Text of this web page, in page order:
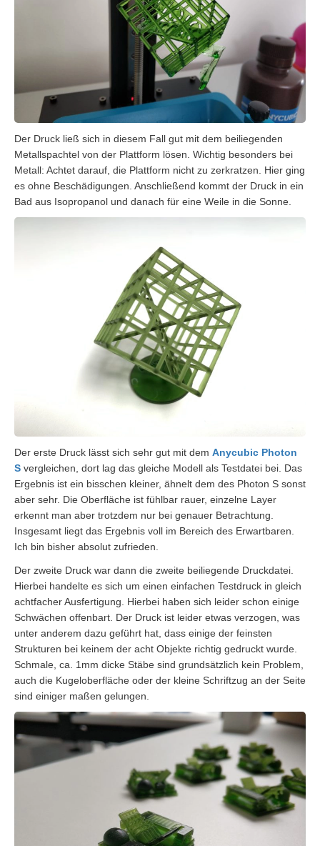
Der Druck ließ sich in diesem Fall gut mit dem beiliegenden
Metallspachtel von der Plattform lösen. Wichtig besonders bei
Metall: Achtet darauf, die Plattform nicht zu zerkratzen. Hier ging
es ohne Beschädigungen. Anschließend kommt der Druck in ein
Bad aus Isopropanol und danach für eine Weile in die Sonne.
Der erste Druck lässt sich sehr gut mit dem Anycubic Photon
S vergleichen, dort lag das gleiche Modell als Testdatei bei. Das
Ergebnis ist ein bisschen kleiner, ähnelt dem des Photon S sonst
aber sehr. Die Oberfläche ist fühlbar rauer, einzelne Layer
erkennt man aber trotzdem nur bei genauer Betrachtung.
Insgesamt liegt das Ergebnis voll im Bereich des Erwartbaren.
Ich bin bisher absolut zufrieden.
Der zweite Druck war dann die zweite beiliegende Druckdatei.
Hierbei handelte es sich um einen einfachen Testdruck in gleich
achtfacher Ausfertigung. Hierbei haben sich leider schon einige
Schwächen offenbart. Der Druck ist leider etwas verzogen, was
unter anderem dazu geführt hat, dass einige der feinsten
Strukturen bei keinem der acht Objekte richtig gedruckt wurde.
Schmale, ca. 1mm dicke Stäbe sind grundsätzlich kein Problem,
auch die Kugeloberfläche oder der kleine Schriftzug an der Seite
sind einiger maßen gelungen.